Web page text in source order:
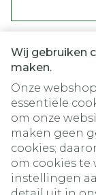
Wij gebruiken
maken.
Onze
essentiële
om onze
maken geen
cookies;
om cookies te
instellingen
nieuwsbrief en
Juridische links